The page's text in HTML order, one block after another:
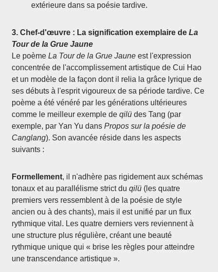
extérieure dans sa poésie tardive.
3. Chef-d'œuvre : La signification exemplaire de La
Tour de la Grue Jaune
Le poème La Tour de la Grue Jaune est l'expression
concentrée de l'accomplissement artistique de Cui Hao
et un modèle de la façon dont il relia la grâce lyrique de
ses débuts à l'esprit vigoureux de sa période tardive. Ce
poème a été vénéré par les générations ultérieures
comme le meilleur exemple de qilü des Tang (par
exemple, par Yan Yu dans Propos sur la poésie de
Canglang). Son avancée réside dans les aspects
suivants :
Formellement, il n'adhère pas rigidement aux schémas
tonaux et au parallélisme strict du qilü (les quatre
premiers vers ressemblent à de la poésie de style
ancien ou à des chants), mais il est unifié par un flux
rythmique vital. Les quatre derniers vers reviennent à
une structure plus régulière, créant une beauté
rythmique unique qui « brise les règles pour atteindre
une transcendance artistique ».